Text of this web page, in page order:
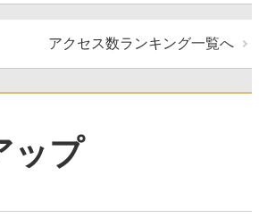
アクセス数ランキング一覧へ
ップ